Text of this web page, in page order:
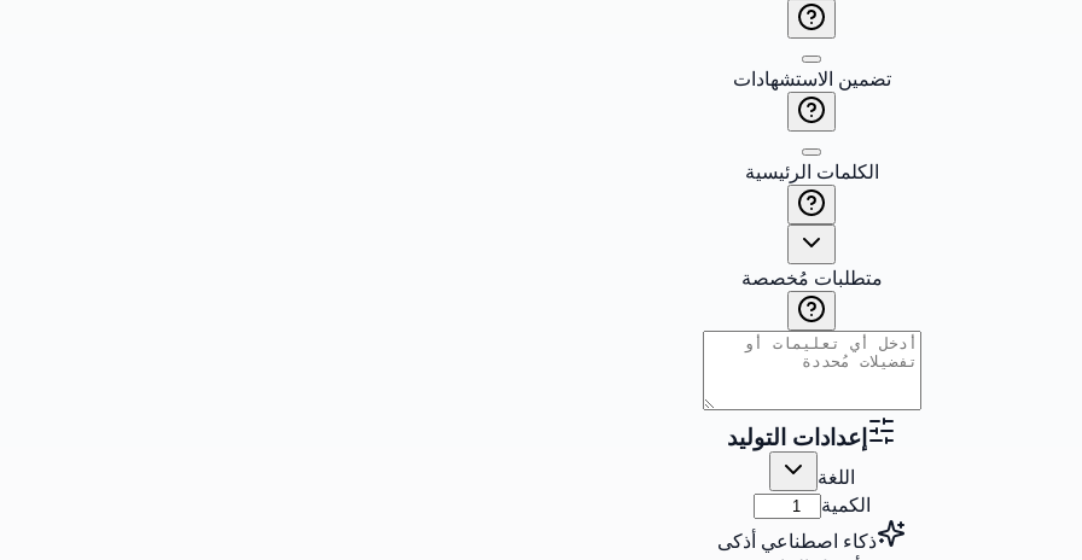
تضمين الاستشهادات
الكلمات الرئيسية
متطلبات مُخصصة
إعدادات التوليد
اللغة
الكمية
ذكاء اصطناعي أذكى